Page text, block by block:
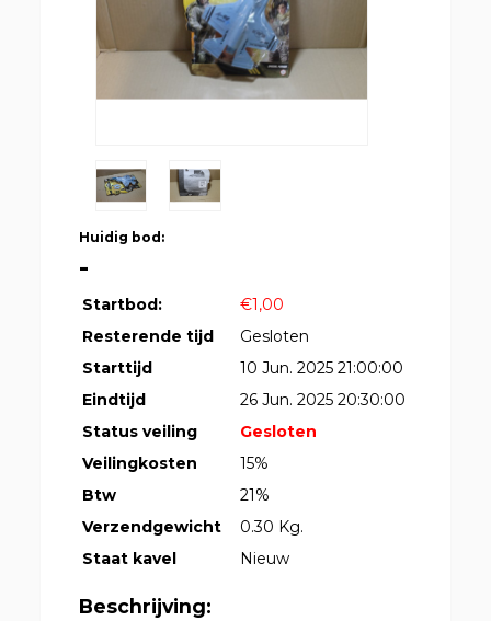
Huidig bod:
-
Startbod:
€1,00
Resterende tijd
Gesloten
Starttijd
10 Jun. 2025 21:00:00
Eindtijd
26 Jun. 2025 20:30:00
Status veiling
Gesloten
Veilingkosten
15%
Btw
21%
Verzendgewicht
0.30 Kg.
Staat kavel
Nieuw
Beschrijving: